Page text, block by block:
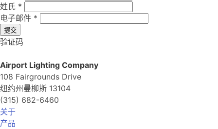
姓氏 *
电子邮件 *
提交
验证码
Airport Lighting Company
108 Fairgrounds Drive
纽约州曼柳斯 13104
(315) 682-6460
关于
产品